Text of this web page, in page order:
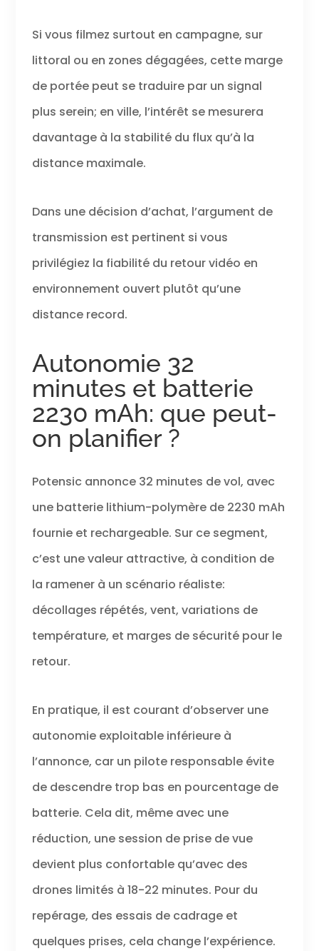
Si vous filmez surtout en campagne, sur
littoral ou en zones dégagées, cette marge
de portée peut se traduire par un signal
plus serein; en ville, l’intérêt se mesurera
davantage à la stabilité du flux qu’à la
distance maximale.
Dans une décision d’achat, l’argument de
transmission est pertinent si vous
privilégiez la fiabilité du retour vidéo en
environnement ouvert plutôt qu’une
distance record.
Autonomie 32
minutes et batterie
2230 mAh: que peut-
on planifier ?
Potensic annonce 32 minutes de vol, avec
une batterie lithium-polymère de 2230 mAh
fournie et rechargeable. Sur ce segment,
c’est une valeur attractive, à condition de
la ramener à un scénario réaliste:
décollages répétés, vent, variations de
température, et marges de sécurité pour le
retour.
En pratique, il est courant d’observer une
autonomie exploitable inférieure à
l’annonce, car un pilote responsable évite
de descendre trop bas en pourcentage de
batterie. Cela dit, même avec une
réduction, une session de prise de vue
devient plus confortable qu’avec des
drones limités à 18-22 minutes. Pour du
repérage, des essais de cadrage et
quelques prises, cela change l’expérience.